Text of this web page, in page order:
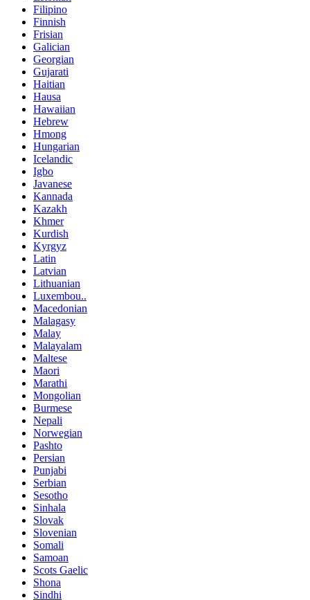
Filipino
Finnish
Frisian
Galician
Georgian
Gujarati
Haitian
Hausa
Hawaiian
Hebrew
Hmong
Hungarian
Icelandic
Igbo
Javanese
Kannada
Kazakh
Khmer
Kurdish
Kyrgyz
Latin
Latvian
Lithuanian
Luxembou..
Macedonian
Malagasy
Malay
Malayalam
Maltese
Maori
Marathi
Mongolian
Burmese
Nepali
Norwegian
Pashto
Persian
Punjabi
Serbian
Sesotho
Sinhala
Slovak
Slovenian
Somali
Samoan
Scots Gaelic
Shona
Sindhi